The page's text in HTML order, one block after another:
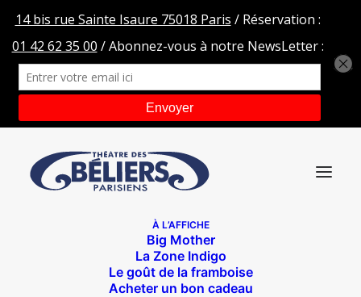
À L’AFFICHE
Big Mother
La Zone Indigo
Le goût de la framboise
Acheter un bon cadeau
logo-TDBA HD
J'aurais voulu être Astronaute logo-TDBA HD